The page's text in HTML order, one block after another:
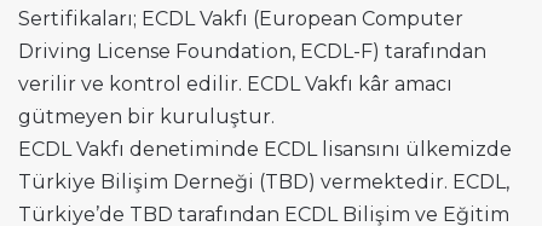
Sertifikaları; ECDL Vakfı (European Computer
Driving License Foundation, ECDL-F) tarafından
verilir ve kontrol edilir. ECDL Vakfı kâr amacı
gütmeyen bir kuruluştur.
ECDL Vakfı denetiminde ECDL lisansını ülkemizde
Türkiye Bilişim Derneği (TBD) vermektedir. ECDL,
Türkiye’de TBD tarafından ECDL Bilişim ve Eğitim